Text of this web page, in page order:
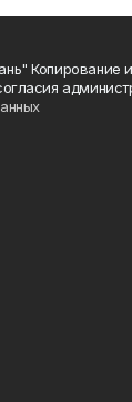
Копирование